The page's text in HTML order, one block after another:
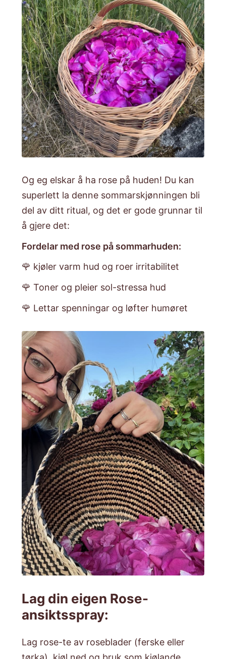
Og eg elskar å ha rose på huden! Du kan
superlett la denne sommarskjønningen bli
del av ditt ritual, og det er gode grunnar til
å gjere det:
Fordelar med rose på sommarhuden:
🌹 kjøler varm hud og roer irritabilitet
🌹 Toner og pleier sol-stressa hud
🌹 Lettar spenningar og løfter humøret
Lag din eigen Rose-
ansiktsspray:
Lag rose-te av roseblader (ferske eller